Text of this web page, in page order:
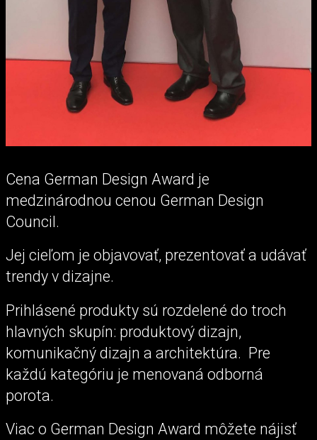
Cena German Design Award je
medzinárodnou cenou German Design
Council.
Jej cieľom je objavovať, prezentovať a udávať
trendy v dizajne.
Prihlásené produkty sú rozdelené do troch
hlavných skupín: produktový dizajn,
komunikačný dizajn a architektúra. Pre
každú kategóriu je menovaná odborná
porota.
Viac o German Design Award môžete nájisť